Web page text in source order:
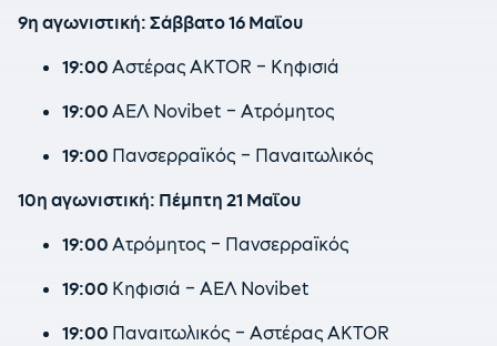
9η αγωνιστική: Σάββατο 16 Μαΐου
19:00 Αστέρας AKTOR – Κηφισιά
19:00 ΑΕΛ Novibet – Ατρόμητος
19:00 Πανσερραϊκός – Παναιτωλικός
10η αγωνιστική: Πέμπτη 21 Μαΐου
19:00 Ατρόμητος – Πανσερραϊκός
19:00 Κηφισιά – ΑΕΛ Novibet
19:00 Παναιτωλικός – Αστέρας AKTOR